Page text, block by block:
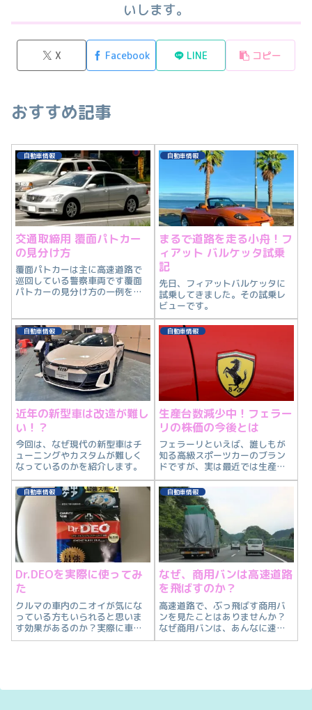
いします。
X Facebook LINE コピー
おすすめ記事
自動車情報
交通取締用 覆面パトカー
の見分け方
覆面パトカーは主に高速道路で
巡回している警察車両です覆面
パトカーの見分け方の一例を紹
自動車情報
まるで道路を走る小舟！フ
ィアット バルケッタ試乗
記
先日、フィアットバルケッタに
試乗してきました。その試乗レ
ビューです。
自動車情報
近年の新型車は改造が難し
い！？
今回は、なぜ現代の新型車はチ
ューニングやカスタムが難しく
なっているのかを紹介します。
自動車情報
生産台数減少中！フェラー
リの株価の今後とは
フェラーリといえば、誰しもが
知る高級スポーツカーのブラン
ドですが、実は最近では生産台
数を減らしています。なので、
今回はフェラーリの株の今後の
予想を紹介します。
自動車情報
Dr.DEOを実際に使ってみ
た
クルマの車内のニオイが気にな
っている方もいられると思いま
す効果があるのか？実際に車内
の消臭に Dr.DEOを使用してみま
自動車情報
なぜ、商用バンは高速道路
を飛ばすのか？
高速道路で、ぶっ飛ばす商用バ
ンを見たことはありませんか？
なぜ商用バンは、あんなに速く
走るのか？と疑問を抱いている